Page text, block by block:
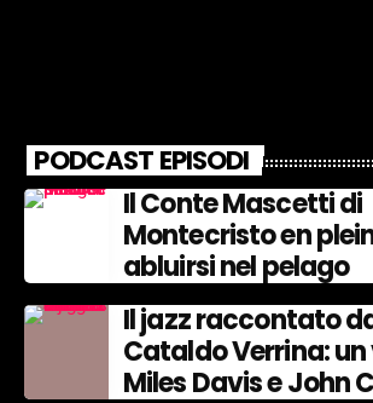
PODCAST EPISODI
Il Conte Mascetti di
Montecristo en
abluirsi nel pelago
Il jazz raccontato
Cataldo Verrina:
Miles Davis e John